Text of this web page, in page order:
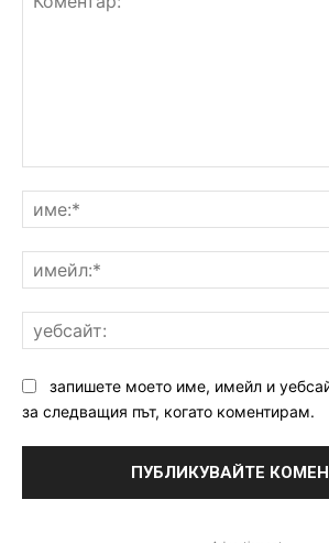
запишете моето име, имейл и
за следващия път, когато коментирам.